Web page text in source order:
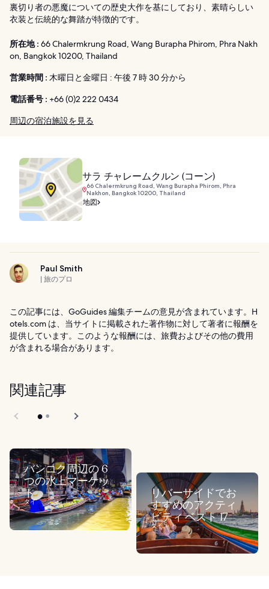
裏切り者の悪魔についての歴史大作を基にしており、素晴らしい
衣装と伝統的な舞踏が特徴的です。
所在地 : 66 Chalermkrung Road, Wang Burapha Phirom, Phra Nakh
on, Bangkok 10200, Thailand
営業時間 : 木曜日と金曜日 : 午後 7 時 30 分から
電話番号 : +66 (0)2 222 0434
周辺の宿泊施設を見る
サラ チャレームクルン (コーン)
66 Chalermkrung Road, Wang Burapha Phirom, Phra
Nakhon, Bangkok 10200, Thailand
地図
Paul Smith
| 旅のプロ
この記事には、GoGuides 編集チームの意見が含まれています。H
otels.com は、当サイトに掲載された著作物に対して著者に報酬を
提供しています。このような報酬には、旅費およびその他の費用
が含まれる場合があります。
関連記事
バンコク周辺の 6
つの水上マーケッ
ト
タイ
リバーサイドでお
すすめのアクティ
ビティ ベスト 17
タイ